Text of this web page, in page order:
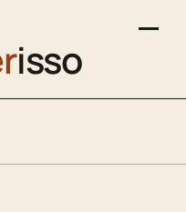
isso